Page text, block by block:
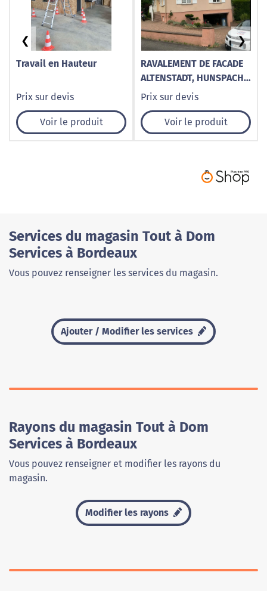
Travail en Hauteur
Prix sur devis
Voir le produit
RAVALEMENT DE FACADE
ALTENSTADT, HUNSPACH,
WISSEMBOURG,
Prix sur devis
Voir le produit
❮ ❯
Services du magasin Tout à Dom
Services à Bordeaux
Vous pouvez renseigner les services du magasin.
Ajouter / Modifier les services
Rayons du magasin Tout à Dom
Services à Bordeaux
Vous pouvez renseigner et modifier les rayons du
magasin.
Modifier les rayons